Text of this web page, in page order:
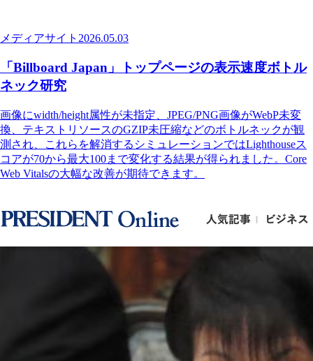
メディアサイト 2026.05.03
「Billboard Japan」トップページの表示速度ボトル
ネック研究
画像にwidth/height属性が未指定、JPEG/PNG画像がWebP未変
換、テキストリソースのGZIP未圧縮などのボトルネックが観
測され、これらを解消するシミュレーションではLighthouseス
コアが70から最大100まで変化する結果が得られました。Core
Web Vitalsの大幅な改善が期待できます。